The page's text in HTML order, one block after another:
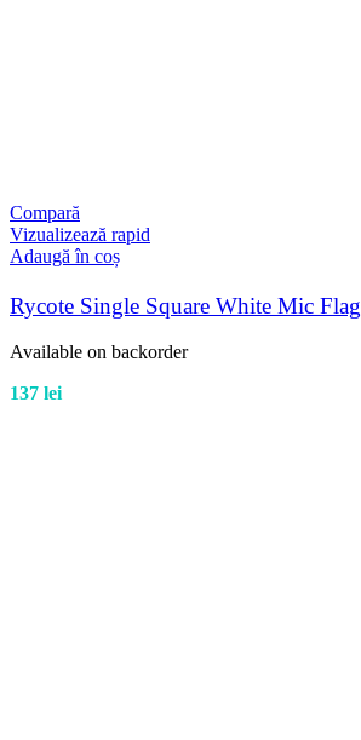
Compară
Vizualizează rapid
Adaugă în coș
Rycote Single Square White Mic Flag
Available on backorder
137 lei